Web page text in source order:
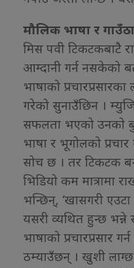
मौलिक भाषा र
मिस पवी टिकटकबाटै
आम्दानी गर्न नसकेको
भाषाको
गरेको सुनाउँछिन ।
सफलता भएको उनको
भाषा र भूगोलको
सोच छ । तर टिकटक
भिडियो कम मात्रामा
भन्छिन्, ‘खासगरी
यसरी व्यथित हुन्छ भन्ने
भाषाको प्रचारप्रसार
ठम्याउँछन् । खुशी